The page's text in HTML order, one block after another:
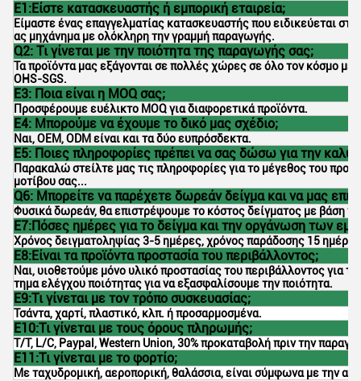
Ε1:Είστε κατασκευαστής ή εμπορική εταιρεία;
Είμαστε ένας επαγγελματίας κατασκευαστής που ειδικεύεται
ας μηχάνημα με ολόκληρη την γραμμή παραγωγής.
Q2: Τι γίνεται με την ποιότητα της παραγωγής σας;
Τα προϊόντα μας εξάγονται σε πολλές χώρες σε όλο τον κόσμο με
OHS-SGS.
Ε3: Ποια είναι η MOQ σας;
Προσφέρουμε ευέλικτο MOQ για διαφορετικά προϊόντα.
Ε4: Μπορούμε να έχουμε το δικό μας σχέδιο;
Ναι, OEM, ODM είναι και τα δύο ευπρόσδεκτα.
Ε5: Ποιες πληροφορίες πρέπει να σας δώσω για την
Παρακαλώ στείλτε μας τις πληροφορίες για το μέγεθος του
μοτίβου σας...
Q6: Μπορείτε να παρέχετε δωρεάν δείγμα και να μας
Φυσικά δωρεάν, θα επιστρέψουμε το κόστος δείγματος με βάση
Ε7:Πόσες ημέρες για το δείγμα και την οργάνωση των
Χρόνος δειγματοληψίας 3-5 ημέρες, χρόνος παράδοσης 15
Ε8:Είναι τα προϊόντα προστασία του περιβάλλοντος;
Ναι, υιοθετούμε μόνο υλικό προστασίας του περιβάλλοντος για
τημα ελέγχου ποιότητας για να εξασφαλίσουμε την ποιότητα.
Ε9:Τι γίνεται με τον τρόπο συσκευασίας;
Τσάντα, χαρτί, πλαστικό, κλπ. ή προσαρμοσμένα.
Ε10:Τι γίνεται με τους όρους πληρωμής;
T/T, L/C, Paypal, Western Union, 30% προκαταβολή πριν την
Ε11:Τι γίνεται με το φορτίο;
Με ταχυδρομική, αεροπορική, θαλάσσια, είναι σύμφωνα με την